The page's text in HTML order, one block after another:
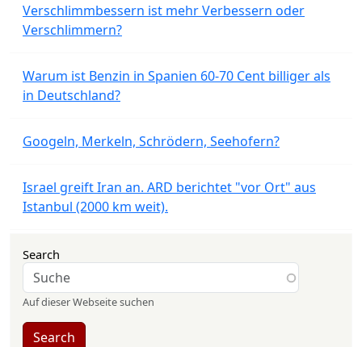
Verschlimmbessern ist mehr Verbessern oder
Verschlimmern?
Warum ist Benzin in Spanien 60-70 Cent billiger als
in Deutschland?
Googeln, Merkeln, Schrödern, Seehofern?
Israel greift Iran an. ARD berichtet "vor Ort" aus
Istanbul (2000 km weit).
Search
Auf dieser Webseite suchen
Search